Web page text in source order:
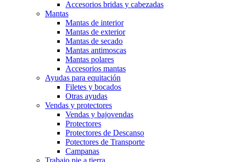
Accesorios bridas y cabezadas
Mantas
Mantas de interior
Mantas de exterior
Mantas de secado
Mantas antimoscas
Mantas polares
Accesorios mantas
Ayudas para equitación
Filetes y bocados
Otras ayudas
Vendas y protectores
Vendas y bajovendas
Protectores
Protectores de Descanso
Potectores de Transporte
Campanas
Trabajo pie a tierra